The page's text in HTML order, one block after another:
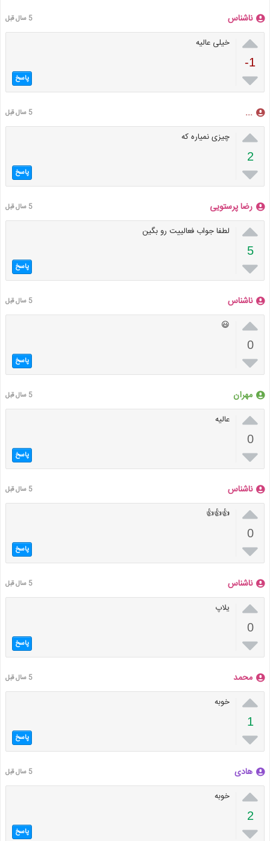
ناشناس 5 سال قبل

-1

خیلی عالیه
پاسخ
... 5 سال قبل

2

چیزی نمیاره که
پاسخ
رضا پرستویی 5 سال قبل

5

لطفا جواب فعالییت رو بگین
پاسخ
ناشناس 5 سال قبل

0

😃
پاسخ
مهران 5 سال قبل

0

عالیه
پاسخ
ناشناس 5 سال قبل

0

👍👍👍
پاسخ
ناشناس 5 سال قبل

0

یلاپ
پاسخ
محمد 5 سال قبل

1

خوبه
پاسخ
هادی 5 سال قبل

2

خوبه
پاسخ